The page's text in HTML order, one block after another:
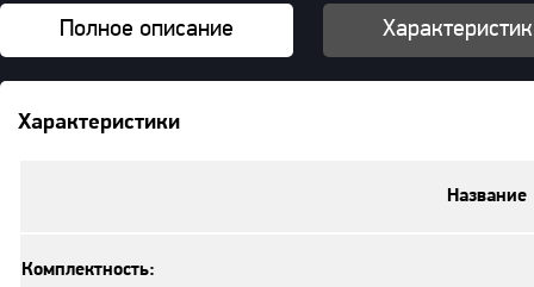
Полное описание
Характеристики
Название
Комплектность: